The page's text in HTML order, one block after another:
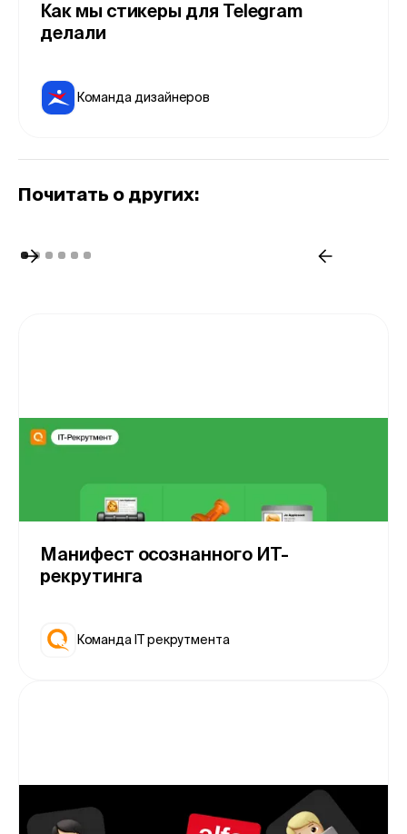
Как мы стикеры для Telegram
делали
Команда дизайнеров
Почитать о других:
Манифест осознанного ИТ-
рекрутинга
Команда IT рекрутмента